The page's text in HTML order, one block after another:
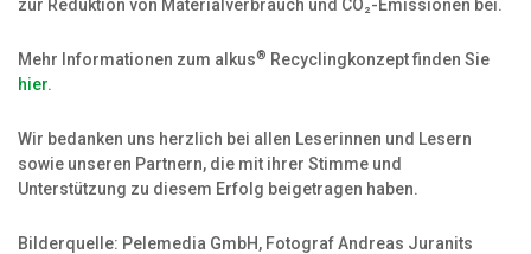
zur Reduktion von Materialverbrauch und CO₂-Emissionen bei.
Mehr Informationen zum alkus® Recyclingkonzept finden Sie
hier.
Wir bedanken uns herzlich bei allen Leserinnen und Lesern
sowie unseren Partnern, die mit ihrer Stimme und
Unterstützung zu diesem Erfolg beigetragen haben.
Bilderquelle: Pelemedia GmbH, Fotograf Andreas Juranits